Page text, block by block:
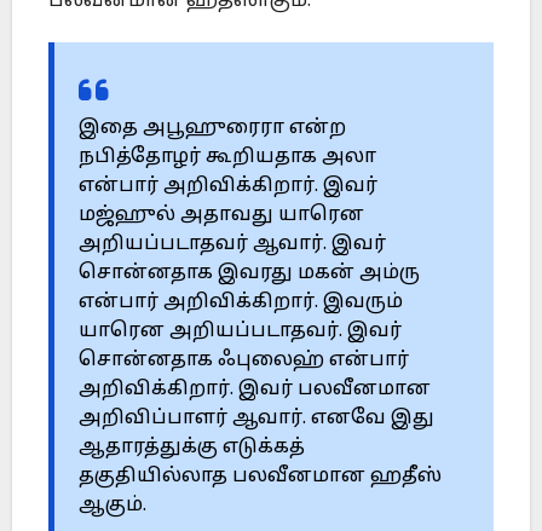
இதை அபூஹுரைரா என்ற
நபித்தோழர் கூறியதாக அலா
என்பார் அறிவிக்கிறார். இவர்
மஜ்ஹுல் அதாவது யாரென
அறியப்படாதவர் ஆவார். இவர்
சொன்னதாக இவரது மகன் அம்ரு
என்பார் அறிவிக்கிறார். இவரும்
யாரென அறியப்படாதவர். இவர்
சொன்னதாக ஃபுலைஹ் என்பார்
அறிவிக்கிறார். இவர் பலவீனமான
அறிவிப்பாளர் ஆவார். எனவே இது
ஆதாரத்துக்கு எடுக்கத்
தகுதியில்லாத பலவீனமான ஹதீஸ்
ஆகும்.